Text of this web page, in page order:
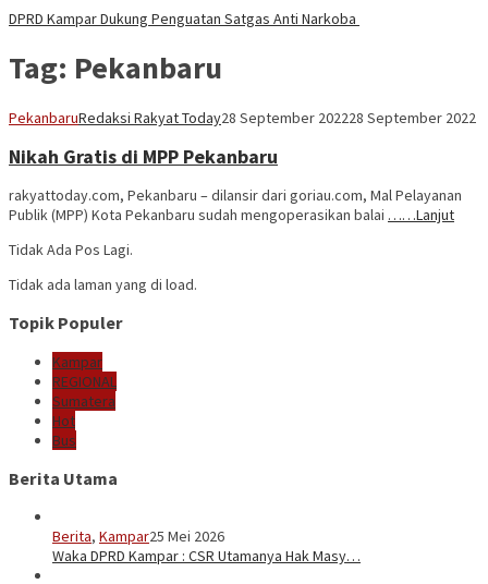
DPRD Kampar Dukung Penguatan Satgas Anti Narkoba
Tag: Pekanbaru
PekanbaruRedaksi Rakyat Today28 September 202228 September 2022
Nikah Gratis di MPP Pekanbaru
rakyattoday.com, Pekanbaru – dilansir dari goriau.com, Mal Pelayanan
Publik (MPP) Kota Pekanbaru sudah mengoperasikan balai ……Lanjut
Tidak Ada Pos Lagi.
Tidak ada laman yang di load.
Topik Populer
Kampar
REGIONAL
Sumatera
Hot
Bus
Berita Utama
Berita, Kampar25 Mei 2026
Waka DPRD Kampar : CSR Utamanya Hak Masy…